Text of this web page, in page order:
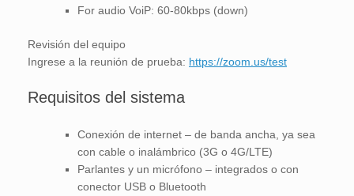
For audio VoiP: 60-80kbps (down)
Revisión del equipo
Ingrese a la reunión de prueba: https://zoom.us/test
Requisitos del sistema
Conexión de internet – de banda ancha, ya sea
con cable o inalámbrico (3G o 4G/LTE)
Parlantes y un micrófono – integrados o con
conector USB o Bluetooth